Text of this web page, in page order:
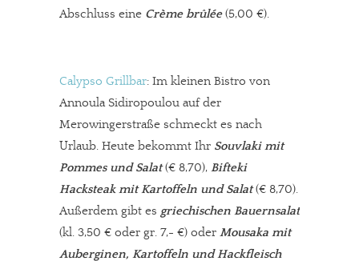
Abschluss eine Crème brûlée(5,00 €).
Calypso Grillbar: Im kleinen Bistro von
Annoula Sidiropoulou auf der
Merowingerstraße schmeckt es nach
Urlaub. Heute bekommt Ihr Souvlaki mit
Pommes und Salat(€ 8,70), Bifteki
Hacksteak mit Kartoffeln und Salat(€ 8,70).
Außerdem gibt es griechischen Bauernsalat
(kl. 3,50 € oder gr. 7,- €) oder Mousaka mit
Auberginen, Kartoffeln und Hackfleisch